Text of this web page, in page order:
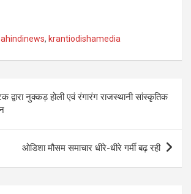
, krantiodishamedia
द्वारा नुक्कड़ होली एवं रंगारंग राजस्थानी सांस्कृतिक
ओडिशा मौसम समाचार धीरे-धीरे गर्मी बढ़ रही